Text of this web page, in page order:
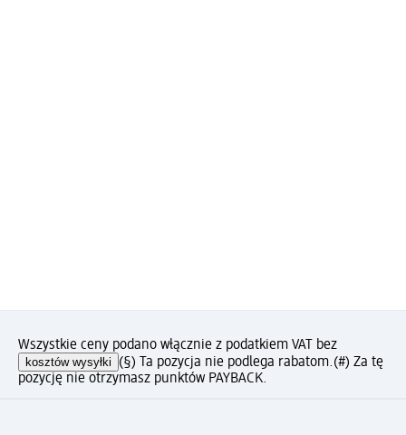
Wszystkie ceny podano włącznie z podatkiem VAT bez
kosztów wysyłki (§) Ta pozycja nie podlega rabatom.(#) Za tę
pozycję nie otrzymasz punktów PAYBACK.